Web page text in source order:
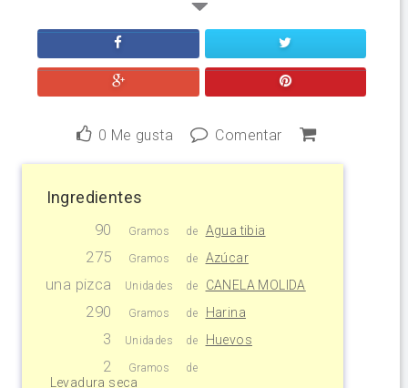
0 Me gusta Comentar
Ingredientes
90 Gramos de Agua tibia
275 Gramos de Azúcar
una pizca Unidades de CANELA MOLIDA
290 Gramos de Harina
3 Unidades de Huevos
2 Gramos de
Levadura seca